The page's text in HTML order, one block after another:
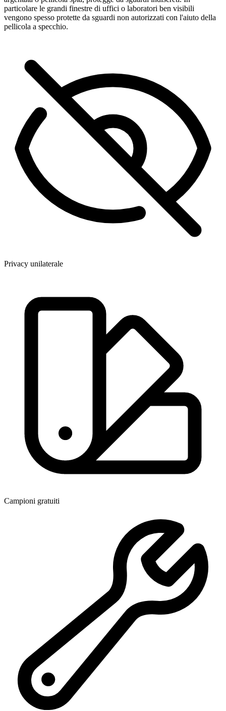
particolare le grandi finestre di uffici o laboratori ben visibili
vengono spesso protette da sguardi non autorizzati con l'aiuto della
pellicola a specchio.
Privacy unilaterale
Campioni gratuiti